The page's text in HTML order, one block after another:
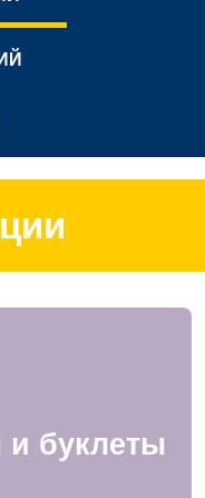
буклеты